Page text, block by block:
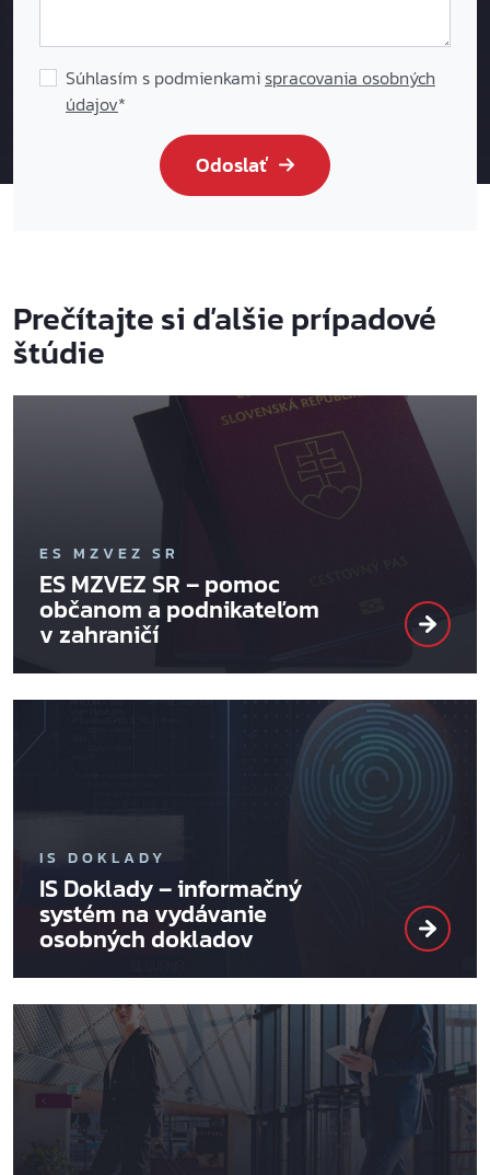
Súhlasím s podmienkamispracovania osobných
údajov*
Odoslať
Prečítajte si ďalšie prípadové
štúdie
ES MZVEZ SR
ES MZVEZ SR – pomoc
občanom a podnikateľom
v zahraničí
IS DOKLADY
IS Doklady – informačný
systém na vydávanie
osobných dokladov